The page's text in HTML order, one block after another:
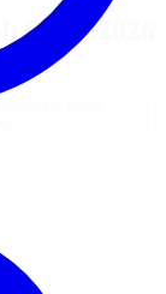
für neue